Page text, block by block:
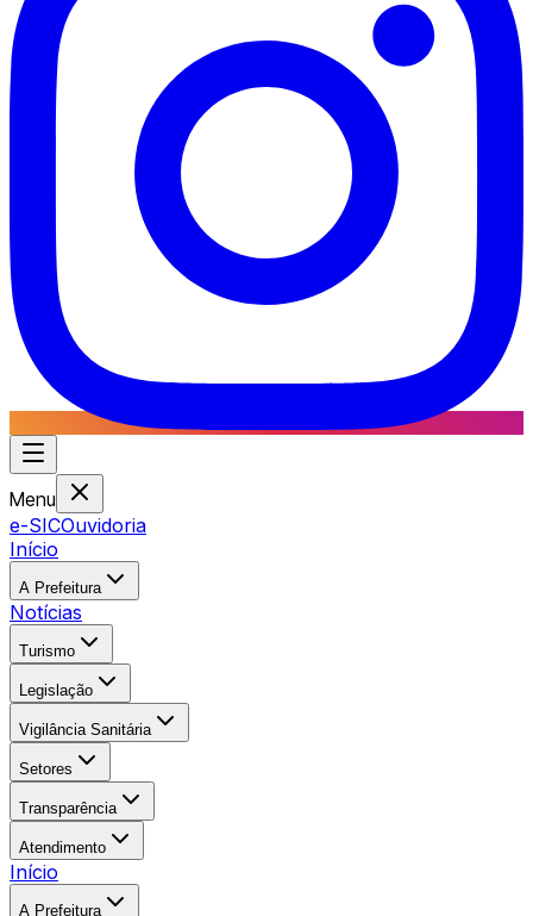
Menu
e-SICOuvidoria
Início
A Prefeitura
Notícias
Turismo
Legislação
Vigilância Sanitária
Setores
Transparência
Atendimento
Início
A Prefeitura